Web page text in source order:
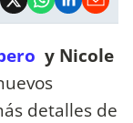
y Nicole
detalles de